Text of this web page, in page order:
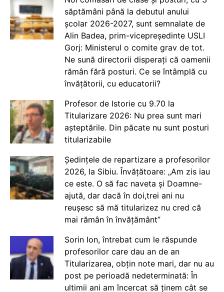
săptămâni până la debutul anului
școlar 2026-2027, sunt semnalate de
Alin Badea, prim-vicepreședinte USLI
Gorj: Ministerul o comite grav de tot.
Ne sună directorii disperați că oamenii
rămân fără posturi. Ce se întâmplă cu
învățătorii, cu educatorii?
Profesor de Istorie cu 9.70 la
Titularizare 2026: Nu prea sunt mari
așteptările. Din păcate nu sunt posturi
titularizabile
Ședințele de repartizare a profesorilor
2026, la Sibiu. Învățătoare: „Am zis iau
ce este. O să fac naveta și Doamne-
ajută, dar dacă în doi,trei ani nu
reușesc să mă titularizez nu cred că
mai rămân în învățământ”
Sorin Ion, întrebat cum le răspunde
profesorilor care dau an de an
Titularizarea, obțin note mari, dar nu au
post pe perioadă nedeterminată: În
ultimii ani am încercat să ținem cât se